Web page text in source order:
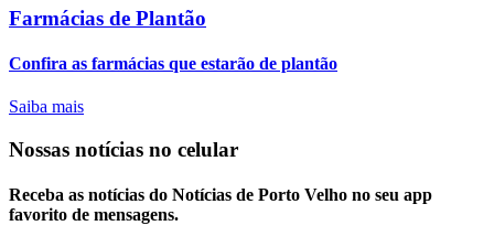
Farmácias de Plantão
Confira as farmácias que estarão de plantão
Saiba mais
Nossas notícias no celular
Receba as notícias do Notícias de Porto Velho no seu app
favorito de mensagens.